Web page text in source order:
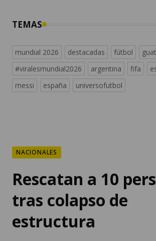
TEMAS
mundial 2026 destacadas fútbol
#viralesmundial2026
argentina fifa
messi
españa universofutbol
NACIONALES
Rescatan a 10
tras colapso de
estructura